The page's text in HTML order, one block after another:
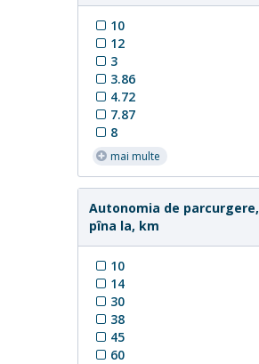
10
12
3
3.86
4.72
7.87
8
mai multe
Autonomia de parcurgere,
pîna la, km
10
14
30
38
45
60